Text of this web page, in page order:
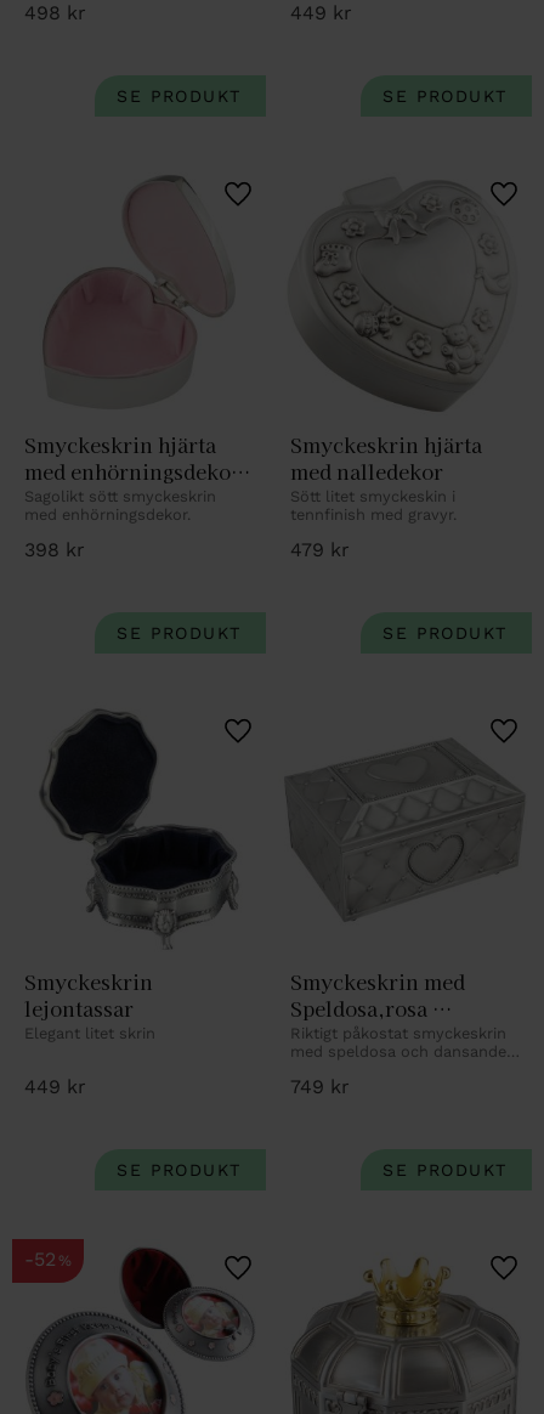
498 kr 449 kr
Smyckeskrin hjärta
med enhörningsdekor
blank
Sagolikt sött smyckeskrin
med enhörningsdekor.
398 kr
Lägg till i favoriter
Smyckeskrin hjärta
med nalledekor
Sött litet smyckeskin i
tennfinish med gravyr.
479 kr
Smyckeskrin
lejontassar
Elegant litet skrin
449 kr
Lägg till i favoriter
Smyckeskrin med
Speldosa,rosa
inredning 18X13cm
tennfinish
Riktigt påkostat smyckeskrin
med speldosa och dansande
gravyr.
749 kr
52 %
Lägg till i favoriter